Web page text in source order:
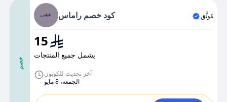
خصم
كود خصم راماس مُوثَّق
15
يشمل جميع المنتجات
آخر تحديث للكوبون
الجمعة، 8 مايو